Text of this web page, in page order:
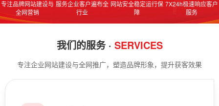
专注品牌网站建设与
全网营销
服务企业客户遍布全
行业
网站安全稳定运行保
障
7X24h极速响应客户
服务
我们的服务 · SERVICES
专注企业网站建设与全网推广，塑造品牌形象，提升获客效果